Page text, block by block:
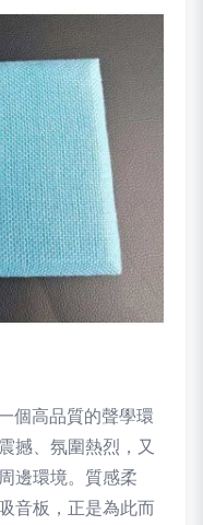
個高品質的聲學環
撼、氛圍熱烈，又
邊環境。質感柔
音板，正是為此而